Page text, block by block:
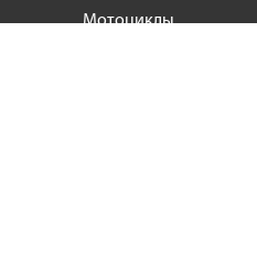
Мотоциклы